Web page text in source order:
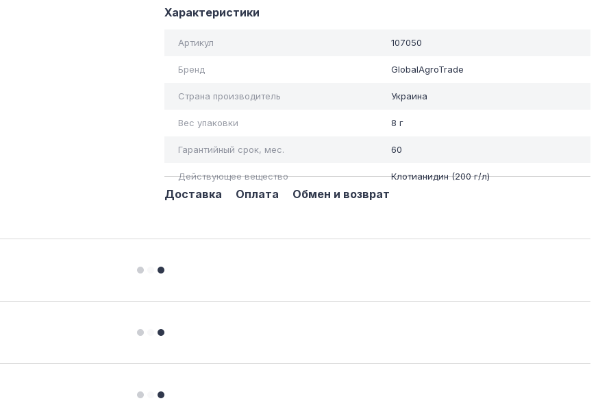
Характеристики
Артикул 107050
Бренд GlobalAgroTrade
Страна производитель Украина
Вес упаковки 8 г
Гарантийный срок, мес. 60
Действующее вещество Клотианидин (200 г/л)
Доставка Оплата Обмен и возврат